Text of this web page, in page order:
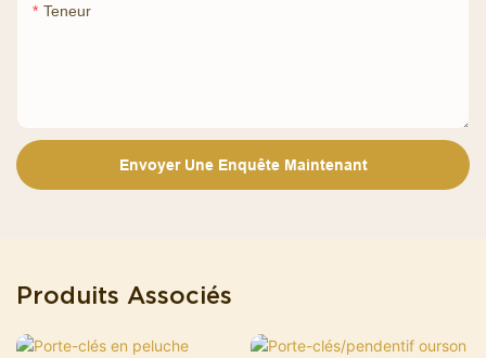
Teneur
Envoyer Une Enquête Maintenant
Produits Associés